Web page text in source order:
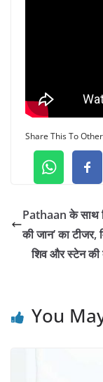
Share This To
Pathaan के साथ
की जान’ का
शिव और स्टेन की
You